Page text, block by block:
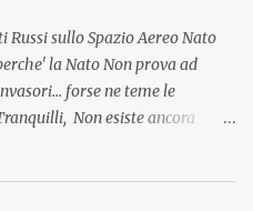
Russi sullo Spazio Aereo Nato
la Nato Non prova ad
forse ne teme le
Non esiste ancora